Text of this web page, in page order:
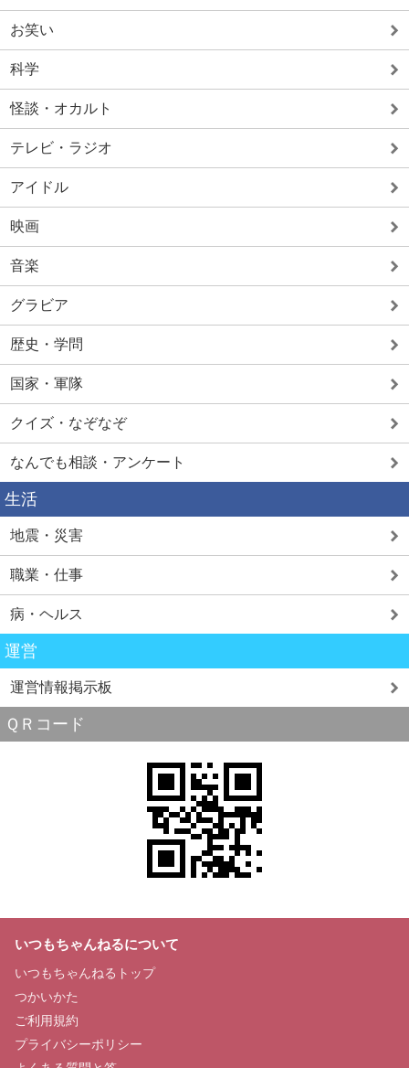
お笑い
科学
怪談・オカルト
テレビ・ラジオ
アイドル
映画
音楽
グラビア
歴史・学問
国家・軍隊
クイズ・なぞなぞ
なんでも相談・アンケート
生活
地震・災害
職業・仕事
病・ヘルス
運営
運営情報掲示板
ＱＲコード
いつもちゃんねるについて
いつもちゃんねるトップ
つかいかた
ご利用規約
プライバシーポリシー